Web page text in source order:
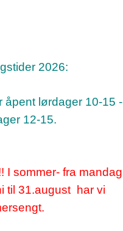
2026:
åpent lørdager 10-15 -
12-15.
I sommer- fra mandag
til 31.august har vi